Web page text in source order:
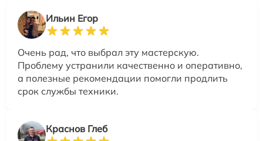
Ильин Егор
Очень рад, что выбрал эту мастерскую.
Проблему устранили качественно и оперативно,
а полезные рекомендации помогли продлить
срок службы техники.
Краснов Глеб